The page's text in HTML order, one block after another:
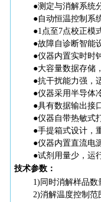
●测定与消解系统
●自动恒温控制系
●1点至7点校正模
●故障自诊断智能
●仪器内置实时时
●大容量数据存储
●抗干扰能力强，
●仪器采用半导体
●具有数据输出接
●仪器自带热敏式
●手提箱式设计，
●仪器内置直流电
●试剂用量少，运
技术参数：
1)同时消解样品数
2)消解温度控制范